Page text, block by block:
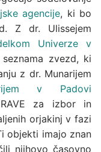
agencije, ki bo
Z dr. Ulissejem
Univerze v
zvezd, ki
z dr. Munarijem
v Padovi
za izbor in
orjakinj v fazi
objekti imajo znan
njihovo časovno